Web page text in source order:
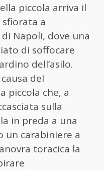
piccola arriva il
a
Napoli, dove una
di soffocare
dell’asilo.
del
piccola che, a
sulla
in preda a una
un carabiniere a
toracica la